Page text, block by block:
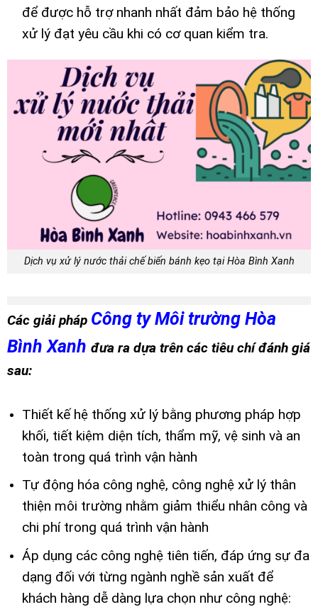
để được hỗ trợ nhanh nhất đảm bảo hệ thống
xử lý đạt yêu cầu khi có cơ quan kiểm tra.
Dịch vụ xử lý nước thải chế biến bánh kẹo tại Hòa Bình Xanh
Các giải pháp Công ty Môi trường Hòa
Bình Xanh đưa ra dựa trên các tiêu chí đánh giá
sau:
Thiết kế hệ thống xử lý bằng phương pháp hợp
khối, tiết kiệm diện tích, thẩm mỹ, vệ sinh và an
toàn trong quá trình vận hành
Tự động hóa công nghệ, công nghệ xử lý thân
thiện môi trường nhằm giảm thiểu nhân công và
chi phí trong quá trình vận hành
Áp dụng các công nghệ tiên tiến, đáp ứng sự đa
dạng đối với từng ngành nghề sản xuất để
khách hàng dễ dàng lựa chọn như công nghệ: